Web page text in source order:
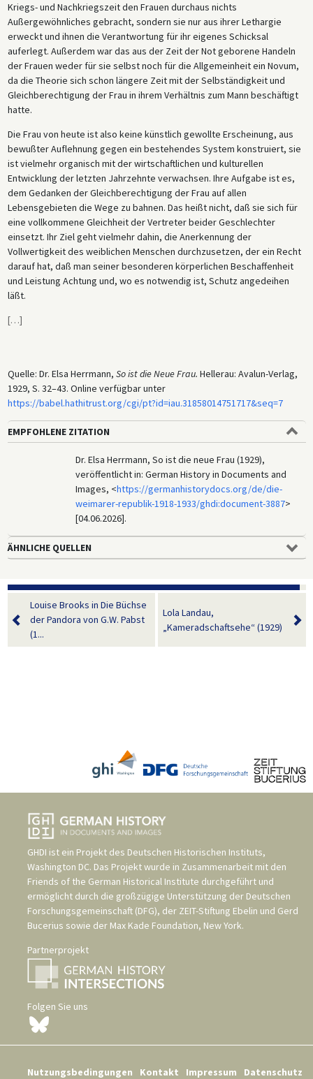
Kriegs- und Nachkriegszeit den Frauen durchaus nichts
Außergewöhnliches gebracht, sondern sie nur aus ihrer Lethargie
erweckt und ihnen die Verantwortung für ihr eigenes Schicksal
auferlegt. Außerdem war das aus der Zeit der Not geborene Handeln
der Frauen weder für sie selbst noch für die Allgemeinheit ein Novum,
da die Theorie sich schon längere Zeit mit der Selbständigkeit und
Gleichberechtigung der Frau in ihrem Verhältnis zum Mann beschäftigt
hatte.
Die Frau von heute ist also keine künstlich gewollte Erscheinung, aus
bewußter Auflehnung gegen ein bestehendes System konstruiert, sie
ist vielmehr organisch mit der wirtschaftlichen und kulturellen
Entwicklung der letzten Jahrzehnte verwachsen. Ihre Aufgabe ist es,
dem Gedanken der Gleichberechtigung der Frau auf allen
Lebensgebieten die Wege zu bahnen. Das heißt nicht, daß sie sich für
eine vollkommene Gleichheit der Vertreter beider Geschlechter
einsetzt. Ihr Ziel geht vielmehr dahin, die Anerkennung der
Vollwertigkeit des weiblichen Menschen durchzusetzen, der ein Recht
darauf hat, daß man seiner besonderen körperlichen Beschaffenheit
und Leistung Achtung und, wo es notwendig ist, Schutz angedeihen
läßt.
[…]
Quelle: Dr. Elsa Herrmann, So ist die Neue Frau. Hellerau: Avalun-Verlag,
1929, S. 32–43. Online verfügbar unter
https://babel.hathitrust.org/cgi/pt?id=iau.31858014751717&seq=7
EMPFOHLENE ZITATION
Dr. Elsa Herrmann, So ist die neue Frau (1929),
veröffentlicht in: German History in Documents and
Images, <https://germanhistorydocs.org/de/die-
weimarer-republik-1918-1933/ghdi:document-3887>
[04.06.2026].
ÄHNLICHE QUELLEN
Louise Brooks in Die Büchse
der Pandora von G.W. Pabst
(1...
Lola Landau,
„Kameradschaftsehe“ (1929)
GHDI ist ein Projekt des Deutschen Historischen Instituts,
Washington DC. Das Projekt wurde in Zusammenarbeit mit den
Friends of the German Historical Institute durchgeführt und
ermöglicht durch die großzügige Unterstützung der Deutschen
Forschungsgemeinschaft (DFG), der ZEIT-Stiftung Ebelin und Gerd
Bucerius sowie der Max Kade Foundation, New York.
Partnerprojekt
Folgen Sie uns
Nutzungsbedingungen Kontakt Impressum Datenschutz